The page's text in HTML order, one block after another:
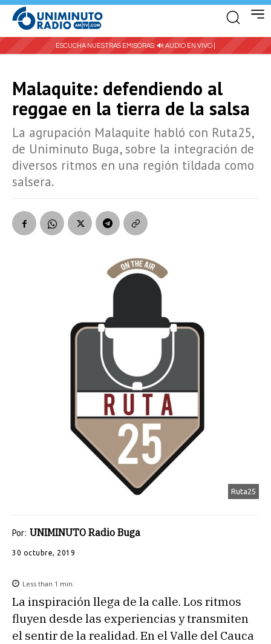
ESCUCHA NUESTRAS EMISORAS: 🔊 AUDIO EN VIVO |
Malaquite: defendiendo al
reggae en la tierra de la salsa
La agrupación Malaquite habló con Ruta25,
de Uniminuto Buga, sobre la integración de
diversos ritmos en una región tildada como
salsera.
Ruta25
Por: UNIMINUTO Radio Buga
30 octubre, 2019
Less than 1 min.
La inspiración llega de la calle. Los ritmos
fluyen desde las experiencias y transmiten
el sentir de la realidad. En el Valle del Cauca